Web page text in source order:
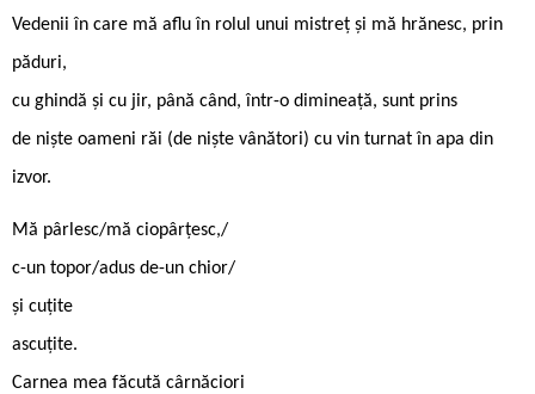
Vedenii în care mă aflu în rolul unui mistreț și mă hrănesc, prin
păduri,
cu ghindă și cu jir, până când, într-o dimineață, sunt prins
de niște oameni răi (de niște vânători) cu vin turnat în apa din
izvor.
Mă pârlesc/mă ciopârțesc,/
c-un topor/adus de-un chior/
și cuțite
ascuțite.
Carnea mea făcută cârnăciori